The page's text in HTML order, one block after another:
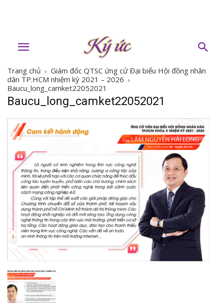
Trang chủ
Giám đốc QTSC ứng cử Đại biểu Hội đồng nhân
dân TP.HCM nhiệm kỳ 2021 – 2026
Baucu_long_camket22052021
Baucu_long_camket22052021